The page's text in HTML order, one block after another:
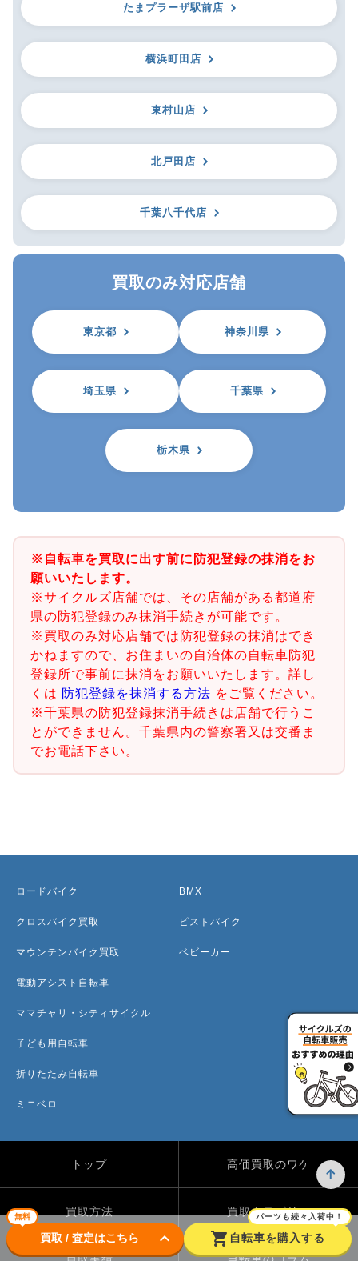
たまプラーザ駅前店
横浜町田店
東村山店
北戸田店
千葉八千代店
買取のみ対応店舗
東京都 神奈川県
埼玉県 千葉県
栃木県
※自転車を買取に出す前に防犯登録の抹消をお
願いいたします。
※サイクルズ店舗では、その店舗がある都道府
県の防犯登録のみ抹消手続きが可能です。
※買取のみ対応店舗では防犯登録の抹消はでき
かねますので、お住まいの自治体の自転車防犯
登録所で事前に抹消をお願いいたします。詳し
くは 防犯登録を抹消する方法 をご覧ください。
※千葉県の防犯登録抹消手続きは店舗で行うこ
とができません。千葉県内の警察署又は交番ま
でお電話下さい。
無料
買取 / 査定はこちら keyboard_arrow_down shopping_cart
パーツも続々入荷中！
自転車を購入する
ロードバイク
クロスバイク買取
マウンテンバイク買取
電動アシスト自転車
ママチャリ・シティサイクル
子ども用自転車
折りたたみ自転車
ミニベロ
BMX
ピストバイク
ベビーカー
トップ 高価買取のワケ
買取方法 買取カテゴリー
買取実績 自転車のコラム